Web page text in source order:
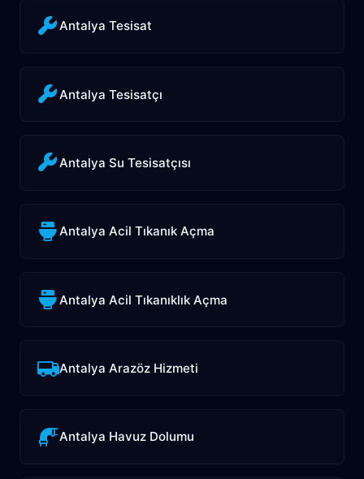
Antalya Tesisat
Antalya Tesisatçı
Antalya Su Tesisatçısı
Antalya Acil Tıkanık Açma
Antalya Acil Tıkanıklık Açma
Antalya Arazöz Hizmeti
Antalya Havuz Dolumu